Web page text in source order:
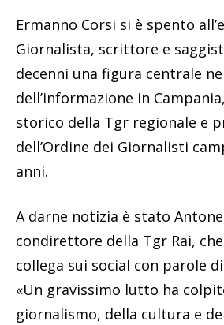
Ermanno Corsi si è spento
Giornalista, scrittore e
decenni una figura centrale
dell’informazione in
storico della Tgr regionale e
dell’Ordine dei Giornalisti
anni.
A darne notizia è stato
condirettore della Tgr Rai,
collega sui social con parole
«Un gravissimo lutto ha
giornalismo, della cultura e